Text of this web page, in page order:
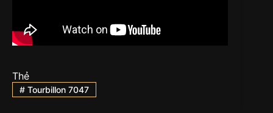
Thẻ
#Tourbillon 7047